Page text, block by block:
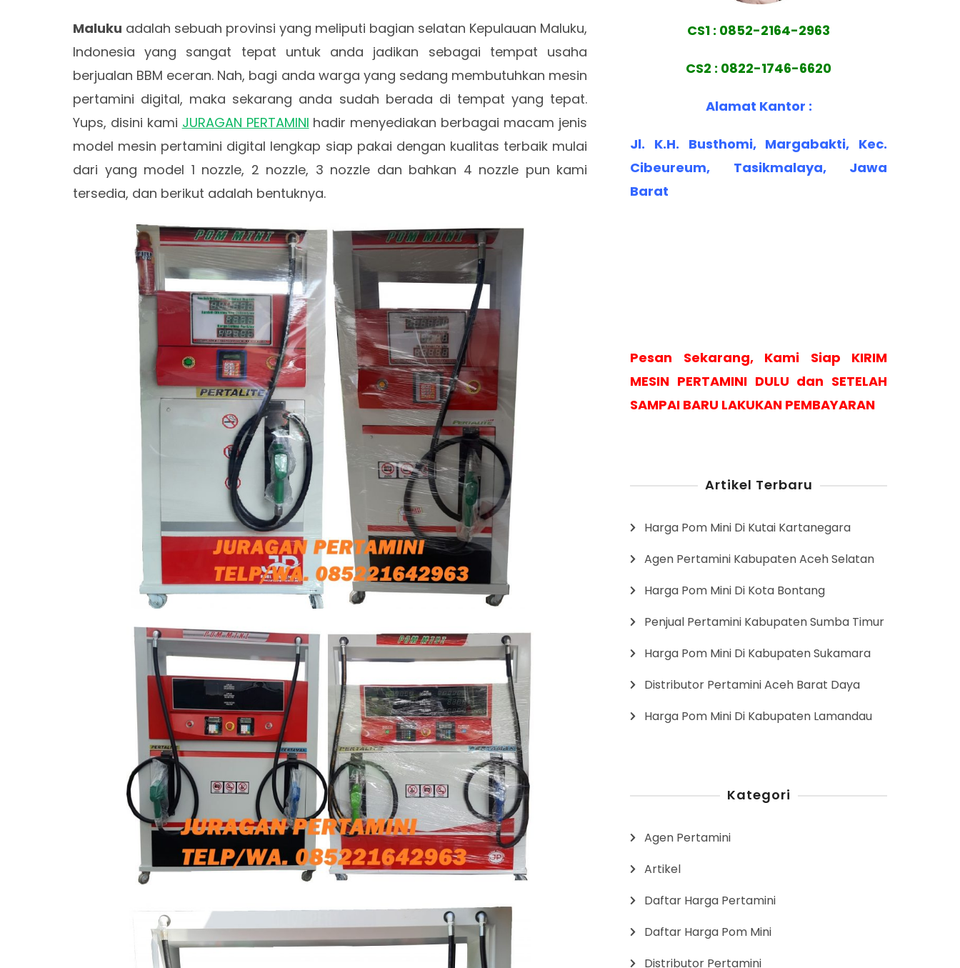
Maluku adalah sebuah provinsi yang meliputi bagian selatan Kepulauan Maluku,
Indonesia yang sangat tepat untuk anda jadikan sebagai tempat usaha
berjualan BBM eceran. Nah, bagi anda warga yang sedang membutuhkan mesin
pertamini digital, maka sekarang anda sudah berada di tempat yang tepat.
Yups, disini kami JURAGAN PERTAMINI hadir menyediakan berbagai macam jenis
model mesin pertamini digital lengkap siap pakai dengan kualitas terbaik mulai
dari yang model 1 nozzle, 2 nozzle, 3 nozzle dan bahkan 4 nozzle pun kami
tersedia, dan berikut adalah bentuknya.
CS1 : 0852-2164-2963
CS2 : 0822-1746-6620
Alamat Kantor :
Jl. K.H. Busthomi, Margabakti, Kec.
Cibeureum, Tasikmalaya, Jawa
Barat
Pesan Sekarang, Kami Siap KIRIM
MESIN PERTAMINI DULU dan SETELAH
SAMPAI BARU LAKUKAN PEMBAYARAN
Artikel Terbaru
Harga Pom Mini Di Kutai Kartanegara
Agen Pertamini Kabupaten Aceh Selatan
Harga Pom Mini Di Kota Bontang
Penjual Pertamini Kabupaten Sumba Timur
Harga Pom Mini Di Kabupaten Sukamara
Distributor Pertamini Aceh Barat Daya
Harga Pom Mini Di Kabupaten Lamandau
Kategori
Agen Pertamini
Artikel
Daftar Harga Pertamini
Daftar Harga Pom Mini
Distributor Pertamini